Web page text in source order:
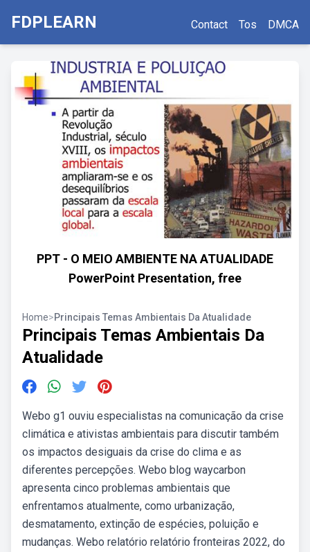
FDPLEARN Contact Tos DMCA
PPT - O MEIO AMBIENTE NA ATUALIDADE
PowerPoint Presentation, free
Home>Principais Temas Ambientais Da Atualidade
Principais Temas Ambientais Da
Atualidade
Webo g1 ouviu especialistas na comunicação da crise
climática e ativistas ambientais para discutir também
os impactos desiguais da crise do clima e as
diferentes percepções. Webo blog waycarbon
apresenta cinco problemas ambientais que
enfrentamos atualmente, como urbanização,
desmatamento, extinção de espécies, poluição e
mudanças. Webo relatório relatório fronteiras 2022, do